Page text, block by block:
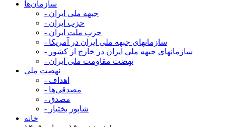
سازمان‌ها
- جبهه ملی ایران
- حزب ایران
- حزب ملت ایران
- سازمانهای جبهه ملی ایران در آمریکا
- سازمانهای جبهه ملی ایران در خارج از کشور
- نهضت مقاومت ملی ایران
نهضت ملی
- اهداف
- مصدقی‌ها
- مصدق
- شاپور بختیار
خانه